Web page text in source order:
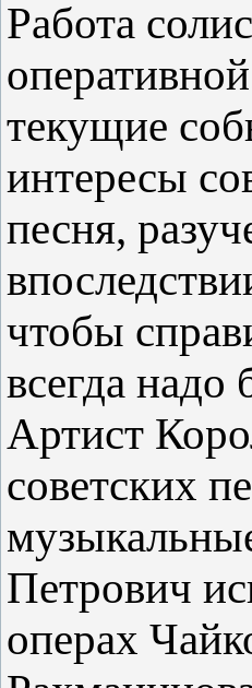
Работа
текущие
интересы
песня,
чтобы
всегда надо
Артист
советских
Петрович
операх